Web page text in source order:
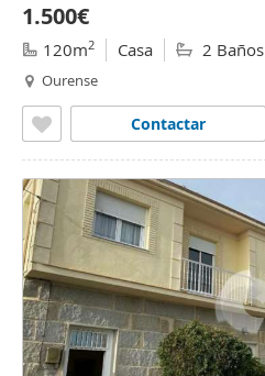
1.500€
120m2 Casa 2 Baños
Ourense
Contactar